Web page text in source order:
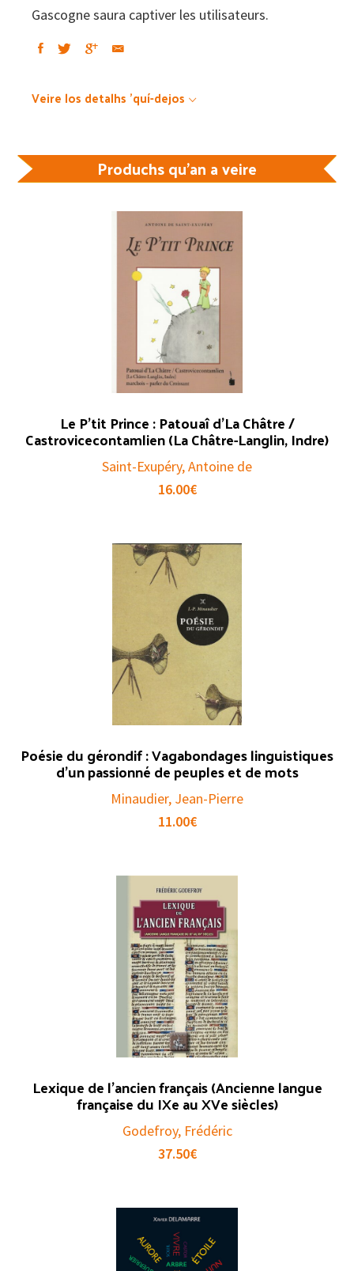
Gascogne saura captiver les utilisateurs.
Veire los detalhs 'quí-dejos
Produchs qu'an a veire
Le P’tit Prince : Patouaî d’La Châtre /
Castrovicecontamlien (La Châtre-Langlin, Indre)
Saint-Exupéry, Antoine de
16.00€
Poésie du gérondif : Vagabondages linguistiques
d’un passionné de peuples et de mots
Minaudier, Jean-Pierre
11.00€
Lexique de l’ancien français (Ancienne langue
française du IXe au XVe siècles)
Godefroy, Frédéric
37.50€